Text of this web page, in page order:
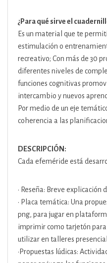
¿Para qué sirve el
Es un material que te
estimulación o
recreativo; Con más de 30
diferentes niveles de
funciones cognitivas
intercambio y nuevos
Por medio de un eje
coherencia a las
DESCRIPCIÓN:
Cada efeméride está
• Reseña: Breve explicación
• Placa temática: Una
png, para jugar en
imprimir como tarjetón
utilizar en talleres
•Propuestas lúdicas: